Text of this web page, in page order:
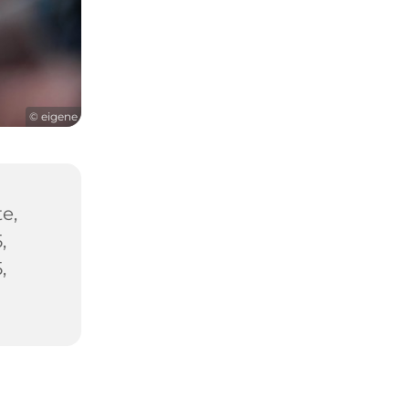
© eigene